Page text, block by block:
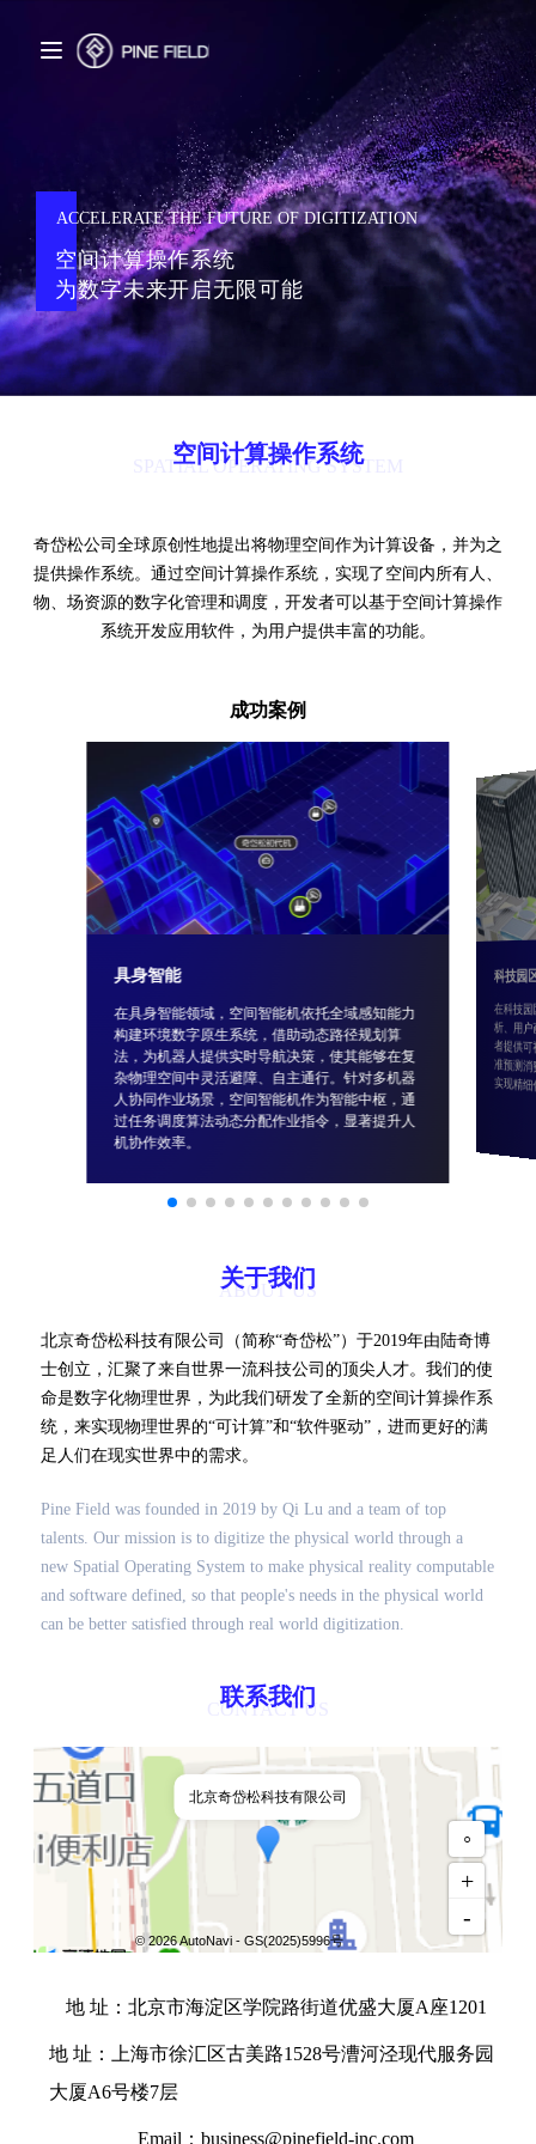
ACCELERATE THE FUTURE OF DIGITIZATION
空间计算操作系统
为数字未来开启无限可能
空间计算操作系统
SPATIAL OPERATING SYSTEM
奇岱松公司全球原创性地提出将物理空间作为计算设备，并为之
提供操作系统。通过空间计算操作系统，实现了空间内所有人、
物、场资源的数字化管理和调度，开发者可以基于空间计算操作
系统开发应用软件，为用户提供丰富的功能。
成功案例
具身智能
在具身智能领域，空间智能机依托全域感知能力
构建环境数字原生系统，借助动态路径规划算
法，为机器人提供实时导航决策，使其能够在复
杂物理空间中灵活避障、自主通行。针对多机器
人协同作业场景，空间智能机作为智能中枢，通
过任务调度算法动态分配作业指令，显著提升人
机协作效率。
科技园
在科技
析、用
者提供
准预测
实现精
关于我们
ABOUT US
北京奇岱松科技有限公司（简称“奇岱松”）于2019年由陆奇博
士创立，汇聚了来自世界一流科技公司的顶尖人才。我们的使
命是数字化物理世界，为此我们研发了全新的空间计算操作系
统，来实现物理世界的“可计算”和“软件驱动”，进而更好的满
足人们在现实世界中的需求。
Pine Field was founded in 2019 by Qi Lu and a team of top
talents. Our mission is to digitize the physical world through a
new Spatial Operating System to make physical reality computable
and software defined, so that people's needs in the physical world
can be better satisfied through real world digitization.
联系我们
CONTACT US
北京奇岱松科技有限公司
+
-
© 2026 AutoNavi - GS(2025)5996号
◦
地 址：北京市海淀区学院路街道优盛大厦A座1201
地 址：上海市徐汇区古美路1528号漕河泾现代服务园
大厦A6号楼7层
Email：business@pinefield-inc.com